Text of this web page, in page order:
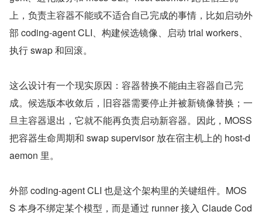
上，负责主容器不能或不适合自己完成的事情，比如启动外
部 coding-agent CLI、构建候选镜像、启动 trial workers、
执行 swap 和回滚。
这么设计有一个现实原因：容器替换不能由主容器自己完
成。候选版本收敛后，旧容器需要停止并被新镜像替换；一
旦主容器退出，它就不能再负责启动新容器。因此，MOSS
把容器生命周期和 swap supervisor 放在宿主机上的 host-d
aemon 里。
外部 coding-agent CLI 也是这个架构里的关键组件。MOS
S 本身不绑定某个模型，而是通过 runner 接入 Claude Cod